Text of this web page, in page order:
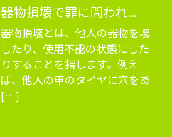
器物損壊で罪に問われ...
器物損壊とは、他人の器物を壊
したり、使用不能の状態にした
りすることを指します。例え
ば、他人の車のタイヤに穴をあ
[…]